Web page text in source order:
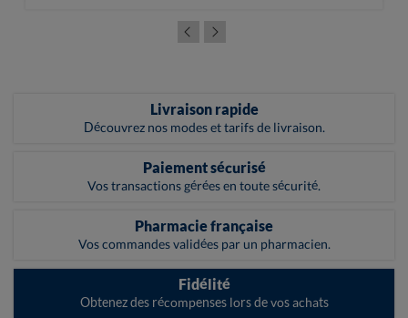
Livraison rapide
Découvrez nos modes et tarifs de livraison.
Paiement sécurisé
Vos transactions gérées en toute sécurité.
Pharmacie française
Vos commandes validées par un pharmacien.
Fidélité
Obtenez des récompenses lors de vos achats